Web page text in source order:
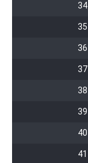
34
35
36
37
38
39
40
41